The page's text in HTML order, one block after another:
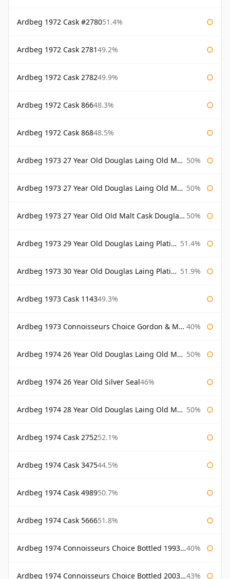
Ardbeg 1972 Cask #278051.4%
Ardbeg 1972 Cask 278149.2%
Ardbeg 1972 Cask 278249.9%
Ardbeg 1972 Cask 86648.3%
Ardbeg 1972 Cask 86848.5%
Ardbeg 1973 27 Year Old Douglas Laing Old Malt Cask 50%
Ardbeg 1973 27 Year Old Douglas Laing Old Malt Cask Bottled 2000 50%
Ardbeg 1973 27 Year Old Old Malt Cask Douglas Laing 50%
Ardbeg 1973 29 Year Old Douglas Laing Platinum Selection 51.4%
Ardbeg 1973 30 Year Old Douglas Laing Platinum Selection 51.9%
Ardbeg 1973 Cask 114349.3%
Ardbeg 1973 Connoisseurs Choice Gordon & Macphail 40%
Ardbeg 1974 26 Year Old Douglas Laing Old Malt Cask 50%
Ardbeg 1974 26 Year Old Silver Seal46%
Ardbeg 1974 28 Year Old Douglas Laing Old Malt Cask 50%
Ardbeg 1974 Cask 275252.1%
Ardbeg 1974 Cask 347544.5%
Ardbeg 1974 Cask 498950.7%
Ardbeg 1974 Cask 566651.8%
Ardbeg 1974 Connoisseurs Choice Bottled 1993 Gordon & Macphail 40%
Ardbeg 1974 Connoisseurs Choice Bottled 2003 Gordon & Macphail 43%